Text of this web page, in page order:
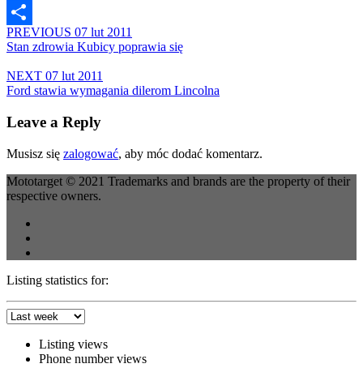
Email
Share
PREVIOUS 07 lut 2011
Stan zdrowia Kubicy poprawia się
NEXT 07 lut 2011
Ford stawia wymagania dilerom Lincolna
Leave a Reply
Musisz się zalogować, aby móc dodać komentarz.
Mototarget © 2021 Trademarks and brands are the property of their
respective owners.
Listing statistics for:
Listing views
Phone number views